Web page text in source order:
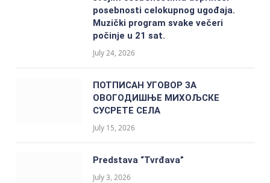
posebnosti celokupnog ugođaja.
Muzički program svake večeri
počinje u 21 sat.
July 24, 2026
ПОТПИСАН УГОВОР ЗА
ОВОГОДИШЊЕ МИХОЉСКЕ
СУСРЕТЕ СЕЛА
July 15, 2026
Predstava “Tvrđava”
July 3, 2026